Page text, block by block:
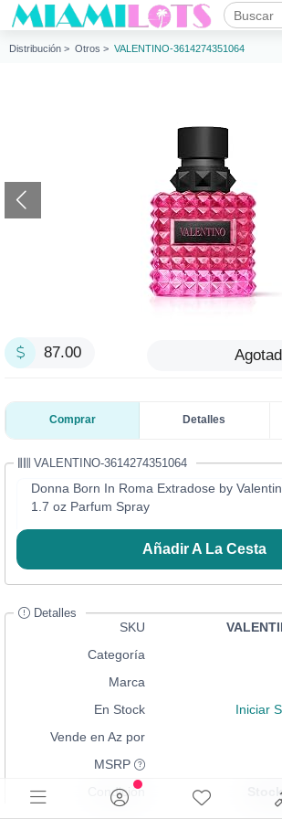
Distribución > Otros > VALENTINO-3614274351064
87.00
Comprar Detalles
VALENTINO-3614274351064
Donna Born In Roma Extradose by
1.7 oz Parfum Spray
Añadir A La Cesta
Detalles
SKU
Categoría
Marca
En Stock
Iniciar
Vende en Az por
MSRP
Condición